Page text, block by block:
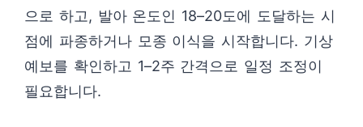
으로 하고, 발아 온도인 18–20도에 도달하는 시
점에 파종하거나 모종 이식을 시작합니다. 기상
예보를 확인하고 1–2주 간격으로 일정 조정이
필요합니다.